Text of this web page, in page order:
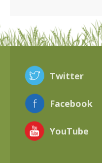
Twitter
Facebook
YouTube